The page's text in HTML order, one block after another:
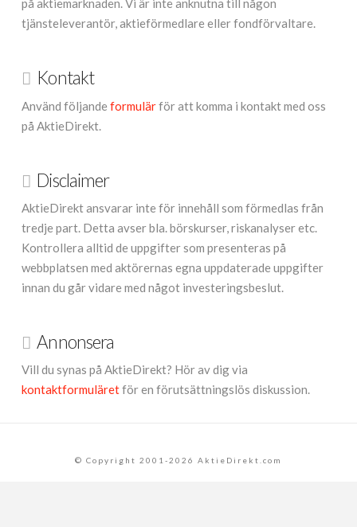
på aktiemarknaden. Vi är inte anknutna till någon
tjänsteleverantör, aktieförmedlare eller fondförvaltare.
Kontakt
Använd följande formulärför att komma i kontakt med oss
på AktieDirekt.
Disclaimer
AktieDirekt ansvarar inte för innehåll som förmedlas från
tredje part. Detta avser bla. börskurser, riskanalyser etc.
Kontrollera alltid de uppgifter som presenteras på
webbplatsen med aktörernas egna uppdaterade uppgifter
innan du går vidare med något investeringsbeslut.
Annonsera
Vill du synas på AktieDirekt? Hör av dig via
kontaktformuläretför en förutsättningslös diskussion.
© Copyright 2001-2026 AktieDirekt.com